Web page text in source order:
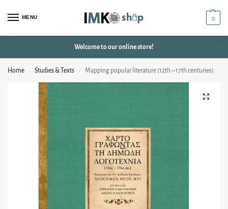
MENU 0
Welcome to our online store!
Home / Studies & Texts / Mapping popular literature (12th – 17th centuries)